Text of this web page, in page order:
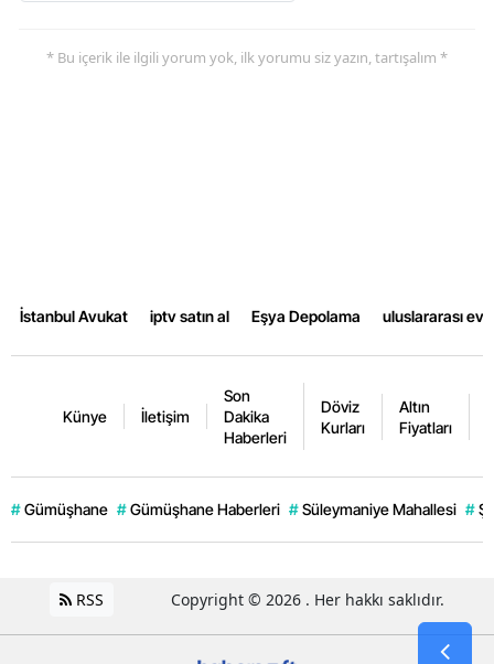
Tekirdağ
Tokat
Trabzon
Tunceli
Van
* Bu içerik ile ilgili yorum yok, ilk yorumu siz yazın, tartışalım *
İstanbul Avukat iptv satın al Eşya Depolama uluslararası
Künye İletişim
Son
Dakika
Haberleri
Döviz
Kurları
Altın
Fiyatları
# Gümüşhane # Gümüşhane Haberleri # Süleymaniye Mahallesi #
RSS Copyright © 2026 . Her hakkı saklıdır.